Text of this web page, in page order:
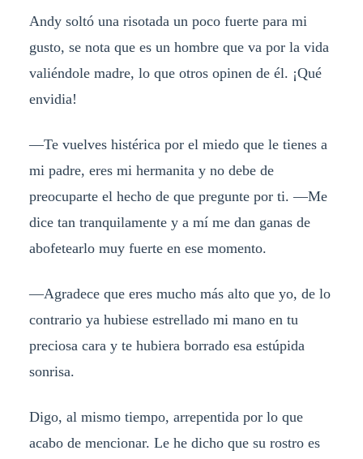
Andy soltó una risotada un poco fuerte para mi
gusto, se nota que es un hombre que va por la vida
valiéndole madre, lo que otros opinen de él. ¡Qué
envidia!
—Te vuelves histérica por el miedo que le tienes a
mi padre, eres mi hermanita y no debe de
preocuparte el hecho de que pregunte por ti. —Me
dice tan tranquilamente y a mí me dan ganas de
abofetearlo muy fuerte en ese momento.
—Agradece que eres mucho más alto que yo, de lo
contrario ya hubiese estrellado mi mano en tu
preciosa cara y te hubiera borrado esa estúpida
sonrisa.
Digo, al mismo tiempo, arrepentida por lo que
acabo de mencionar. Le he dicho que su rostro es